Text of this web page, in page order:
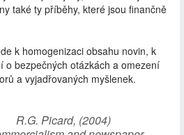
také ty příběhy, které jsou finančně
k homogenizaci obsahu novin, k
o bezpečných otázkách a omezení
a vyjadřovaných myšlenek.
R.G. Picard, (2004)